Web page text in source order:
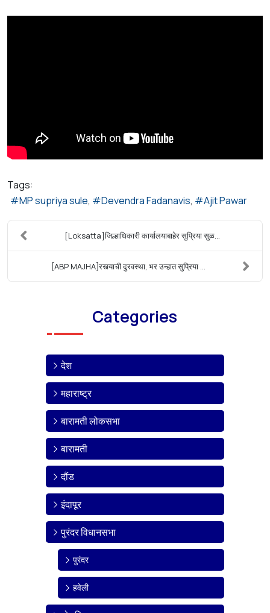
Tags:
MP supriya sule
Devendra Fadanavis Ajit Pawar
[Loksatta]जिल्हाधिकारी कार्यालयाबाहेर सुप्रिया सुळ...
[ABP MAJHA]रस्त्याची दुरवस्था, भर उन्हात सुप्रिया ...
Categories
देश
महाराष्ट्र
बारामती लोकसभा
बारामती
दौंड
इंदापूर
पुरंदर विधानसभा
पुरंदर
हवेली